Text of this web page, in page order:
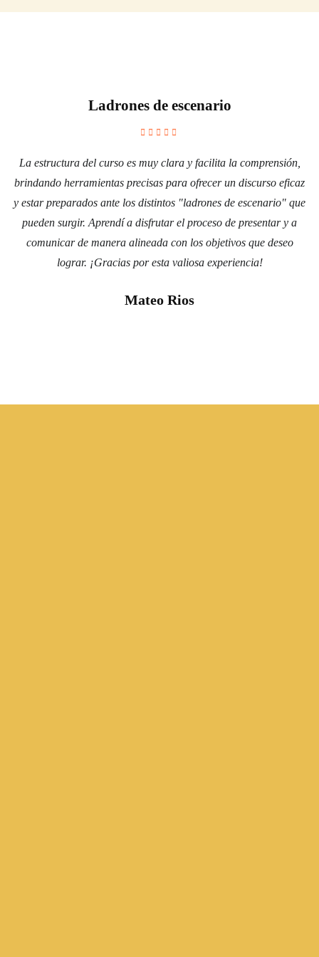
Ladrones de escenario
La estructura del curso es muy clara y facilita la comprensión,
brindando herramientas precisas para ofrecer un discurso eficaz
y estar preparados ante los distintos "ladrones de escenario" que
pueden surgir. Aprendí a disfrutar el proceso de presentar y a
comunicar de manera alineada con los objetivos que deseo
lograr. ¡Gracias por esta valiosa experiencia!
Mateo Rios